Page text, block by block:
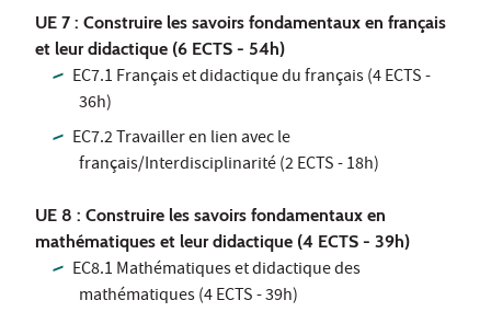
UE 7 : Construire les savoirs fondamentaux en français
et leur didactique (6 ECTS - 54h)
EC7.1 Français et didactique du français (4 ECTS -
36h)
EC7.2 Travailler en lien avec le
français/Interdisciplinarité (2 ECTS - 18h)
UE 8 : Construire les savoirs fondamentaux en
mathématiques et leur didactique (4 ECTS - 39h)
EC8.1 Mathématiques et didactique des
mathématiques (4 ECTS - 39h)